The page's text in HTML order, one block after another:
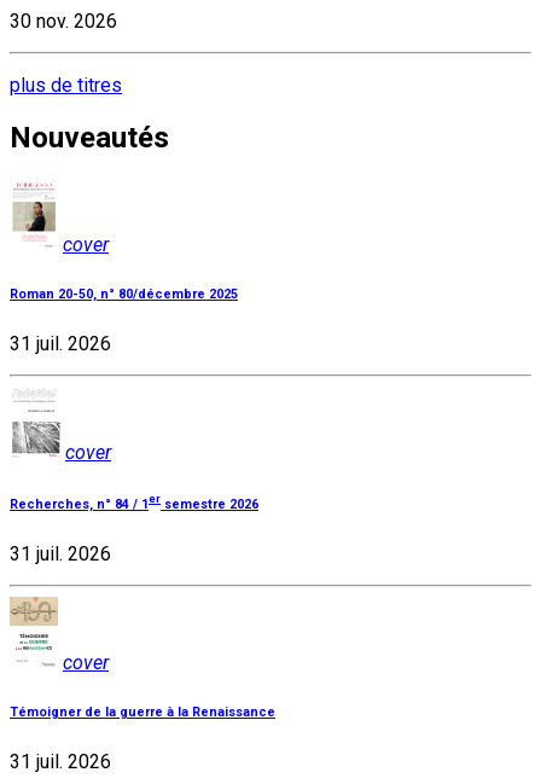
30 nov. 2026
plus de titres
Nouveautés
cover
Roman 20-50, n° 80/décembre 2025
31 juil. 2026
cover
Recherches, n° 84 / 1 er semestre 2026
31 juil. 2026
cover
Témoigner de la guerre à la Renaissance
31 juil. 2026